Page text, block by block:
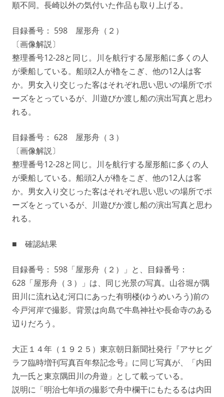
順不同。長崎以外の気付いた作品も取り上げる。
目録番号： 598 屋形舟（２）
〔画像解説〕
整理番号12-28と同じ。川を航行する屋形船に多くの人
が乗船している。船頭2人が櫓をこぎ、他の12人は客
か。男女入り交じった客はそれぞれ思い思いの場所でポ
ーズをとっているが、川遊びか渡し船の演出写真と思わ
れる。
目録番号： 628 屋形舟（３）
〔画像解説〕
整理番号12-28と同じ。川を航行する屋形船に多くの人
が乗船している。船頭2人が櫓をこぎ、他の12人は客
か。男女入り交じった客はそれぞれ思い思いの場所でポ
ーズをとっているが、川遊びか渡し船の演出写真と思わ
れる。
■ 確認結果
目録番号： 598「屋形舟（２）」と、目録番号：
628「屋形舟（３）」は、同じ光景の写真。山谷堀が隅
田川に流れ込む河口にあった有明楼(ゆうめいろう)前の
今戸河岸で撮影。背景は向島で牛島神社や長命寺のある
辺りだろう。
大正１４年（１９２５）東京朝日新聞社発行『アサヒグ
ラフ臨時増刊写真百年祭記念号』に同じ写真が、「内田
九一氏と東京隅田川の舟遊」として載っている。
説明に「明治七年頃の撮影で舟中欄干にもたるるは内田